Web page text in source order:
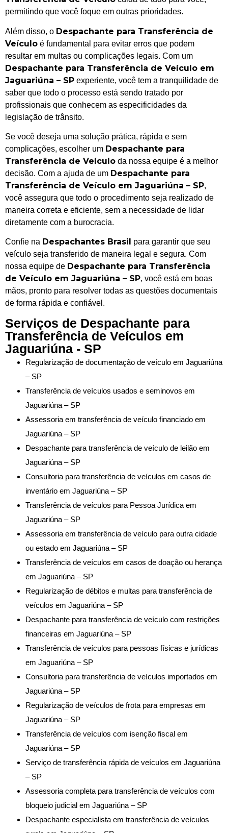
permitindo que você foque em outras prioridades.
Além disso, o Despachante para Transferência de
Veículo é fundamental para evitar erros que podem
resultar em multas ou complicações legais. Com um
Despachante para Transferência de Veículo em
Jaguariúna – SP experiente, você tem a tranquilidade de
saber que todo o processo está sendo tratado por
profissionais que conhecem as especificidades da
legislação de trânsito.
Se você deseja uma solução prática, rápida e sem
complicações, escolher um Despachante para
Transferência de Veículo da nossa equipe é a melhor
decisão. Com a ajuda de um Despachante para
Transferência de Veículo em Jaguariúna – SP,
você assegura que todo o procedimento seja realizado de
maneira correta e eficiente, sem a necessidade de lidar
diretamente com a burocracia.
Confie na Despachantes Brasil
para garantir que seu
veículo seja transferido de maneira legal e segura. Com
nossa equipe de Despachante para Transferência
de Veículo em Jaguariúna – SP, você está em boas
mãos, pronto para resolver todas as questões documentais
de forma rápida e confiável.
Serviços de Despachante para
Transferência de Veículos em
Jaguariúna - SP
Regularização de documentação de veículo em Jaguariúna
– SP
Transferência de veículos usados e seminovos em
Jaguariúna – SP
Assessoria em transferência de veículo financiado em
Jaguariúna – SP
Despachante para transferência de veículo de leilão em
Jaguariúna – SP
Consultoria para transferência de veículos em casos de
inventário em Jaguariúna – SP
Transferência de veículos para Pessoa Jurídica em
Jaguariúna – SP
Assessoria em transferência de veículo para outra cidade
ou estado em Jaguariúna – SP
Transferência de veículos em casos de doação ou herança
em Jaguariúna – SP
Regularização de débitos e multas para transferência de
veículos em Jaguariúna – SP
Despachante para transferência de veículo com restrições
financeiras em Jaguariúna – SP
Transferência de veículos para pessoas físicas e jurídicas
em Jaguariúna – SP
Consultoria para transferência de veículos importados em
Jaguariúna – SP
Regularização de veículos de frota para empresas em
Jaguariúna – SP
Transferência de veículos com isenção fiscal em
Jaguariúna – SP
Serviço de transferência rápida de veículos em Jaguariúna
– SP
Assessoria completa para transferência de veículos com
bloqueio judicial em Jaguariúna – SP
Despachante especialista em transferência de veículos